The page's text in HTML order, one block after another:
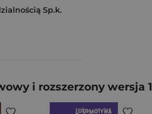
Sp.k.
i rozszerzony wersja 1